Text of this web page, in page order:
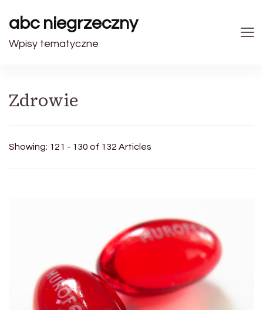
abc niegrzeczny
Wpisy tematyczne
Zdrowie
Showing: 121 - 130 of 132 Articles